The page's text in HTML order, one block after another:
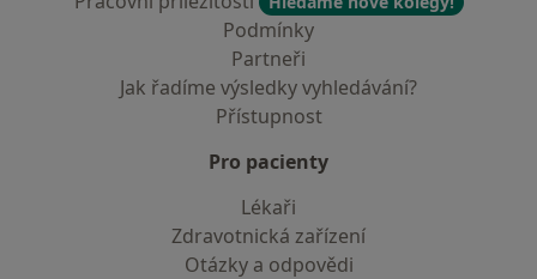
Podmínky
Partneři
Jak řadíme výsledky vyhledávání?
Přístupnost
Pro pacienty
Lékaři
Zdravotnická zařízení
Otázky a odpovědi